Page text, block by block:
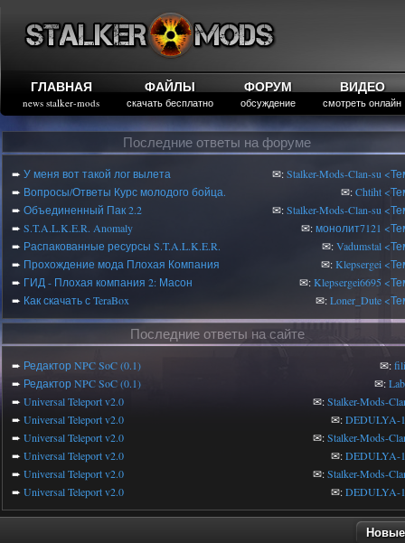
ГЛАВНАЯ
news stalker-mods
ФАЙЛЫ
скачать бесплатно
ФОРУМ
обсуждение
ВИДЕО
смотреть онлайн
Последние ответы на форуме
➨ У меня вот такой лог вылета ✉:Stalker-Mods-Clan-su
➨ Вопросы/Ответы Курс молодого бойца. ✉:Chtiht
➨ Объединенный Пак 2.2 ✉:Stalker-Mods-Clan-su
➨ S.T.A.L.K.E.R. Anomaly ✉:монолит7121
➨ Распакованные ресурсы S.T.A.L.K.E.R. ✉:Vadumstal
➨ Прохождение мода Плохая Компания ✉:Klepsergei
➨ ГИД - Плохая компания 2: Масон ✉:Klepsergei6695
➨ Как скачать с TeraBox ✉:Loner_Dute
Последние ответы на сайте
➨ Редактор NPC SoC (0.1) ✉:
➨ Редактор NPC SoC (0.1) ✉:
➨ Universal Teleport v2.0 ✉:Stalker-Mods-
➨ Universal Teleport v2.0 ✉:DEDULYA-
➨ Universal Teleport v2.0 ✉:Stalker-Mods-
➨ Universal Teleport v2.0 ✉:DEDULYA-
➨ Universal Teleport v2.0 ✉:Stalker-Mods-
➨ Universal Teleport v2.0 ✉:DEDULYA-